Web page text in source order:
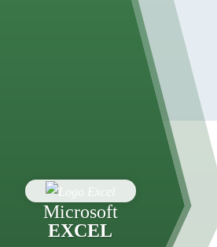
Microsoft
EXCEL